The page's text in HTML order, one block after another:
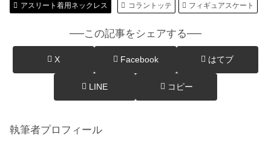
アスリート着用ネックレス コラントッテ フィギュアスケート
──この記事をシェアする──
X Facebook はてブ
LINE コピー
執筆者プロフィール